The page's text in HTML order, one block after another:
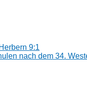
9:1
nach dem 34.